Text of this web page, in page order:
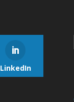
LinkedIn